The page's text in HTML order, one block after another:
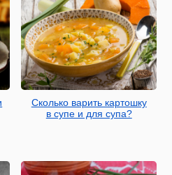
Сколько варить картошку
в супе и для супа?